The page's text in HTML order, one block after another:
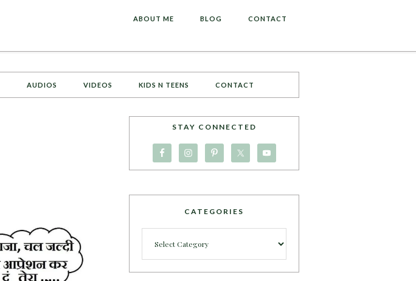
ABOUT ME BLOG CONTACT
AUDIOS VIDEOS KIDS N TEENS CONTACT
STAY CONNECTED
CATEGORIES